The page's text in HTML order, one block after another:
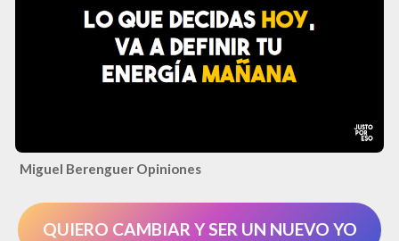
Miguel Berenguer Opiniones
QUIERO CAMBIAR Y SER UN NUEVO YO